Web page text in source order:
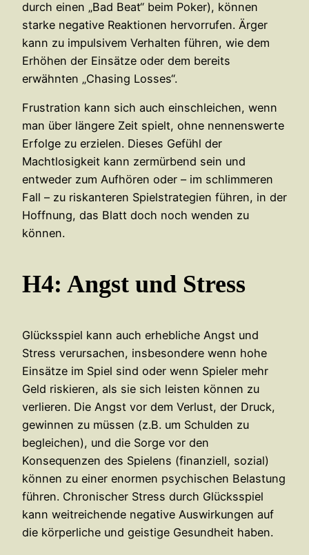
durch einen „Bad Beat“ beim Poker), können
starke negative Reaktionen hervorrufen. Ärger
kann zu impulsivem Verhalten führen, wie dem
Erhöhen der Einsätze oder dem bereits
erwähnten „Chasing Losses“.
Frustration kann sich auch einschleichen, wenn
man über längere Zeit spielt, ohne nennenswerte
Erfolge zu erzielen. Dieses Gefühl der
Machtlosigkeit kann zermürbend sein und
entweder zum Aufhören oder – im schlimmeren
Fall – zu riskanteren Spielstrategien führen, in der
Hoffnung, das Blatt doch noch wenden zu
können.
H4: Angst und Stress
Glücksspiel kann auch erhebliche Angst und
Stress verursachen, insbesondere wenn hohe
Einsätze im Spiel sind oder wenn Spieler mehr
Geld riskieren, als sie sich leisten können zu
verlieren. Die Angst vor dem Verlust, der Druck,
gewinnen zu müssen (z.B. um Schulden zu
begleichen), und die Sorge vor den
Konsequenzen des Spielens (finanziell, sozial)
können zu einer enormen psychischen Belastung
führen. Chronischer Stress durch Glücksspiel
kann weitreichende negative Auswirkungen auf
die körperliche und geistige Gesundheit haben.